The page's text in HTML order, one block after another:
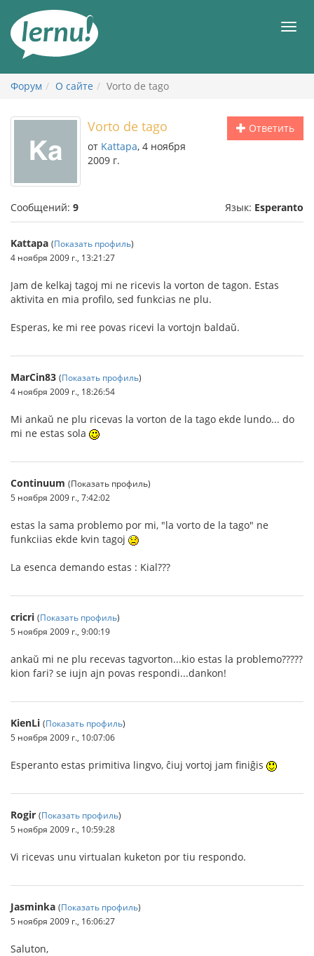
содержанию
Форум О сайте Vorto de tago
Ответить
Vorto de tago
от Kattapa, 4 ноября
2009 г.
Сообщений: 9 Язык: Esperanto
Kattapa (Показать профиль)
4 ноября 2009 г., 13:21:27
Jam de kelkaj tagoj mi ne ricevis la vorton de tagon. Estas
aktivita en mia profilo, sed funkcias ne plu.
Esperas, ke mi ree povas ricevi la vortojn baldaŭ.
MarCin83 (Показать профиль)
4 ноября 2009 г., 18:26:54
Mi ankaŭ ne plu ricevas la vorton de la tago ekde lundo... do
mi ne estas sola
Continuum (Показать профиль)
5 ноября 2009 г., 7:42:02
estas la sama problemo por mi, "la vorto de la tago" ne
funkciias ekde kvin tagoj
La esenca demando estas : Kial???
cricri (Показать профиль)
5 ноября 2009 г., 9:00:19
ankaŭ mi ne plu recevas tagvorton...kio estas la problemo?????
kion fari? se iujn ajn povas respondi...dankon!
KienLi (Показать профиль)
5 ноября 2009 г., 10:07:06
Esperanto estas primitiva lingvo, ĉiuj vortoj jam finiĝis
Rogir (Показать профиль)
5 ноября 2009 г., 10:59:28
Vi ricevas unu virtualan kuketon por tiu respondo.
Jasminka (Показать профиль)
5 ноября 2009 г., 16:06:27
Saluton,